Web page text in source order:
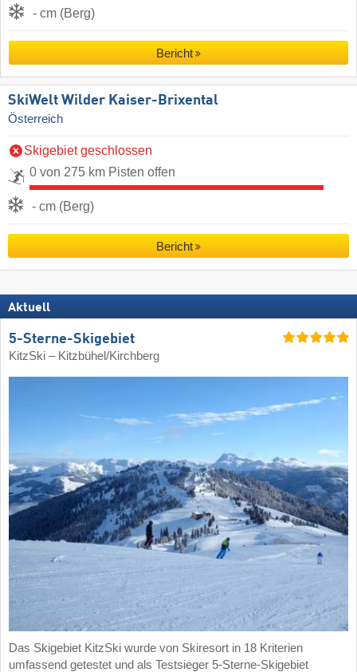
- cm (Berg)
Bericht
SkiWelt Wilder Kaiser-Brixental
Österreich
Skigebiet geschlossen
0 von 275 km Pisten offen
- cm (Berg)
Bericht
Aktuell
5-Sterne-Skigebiet
KitzSki – Kitzbühel/​Kirchberg
Das Skigebiet KitzSki wurde von Skiresort in 18 Kriterien
umfassend getestet und als Testsieger 5-Sterne-Skigebiet